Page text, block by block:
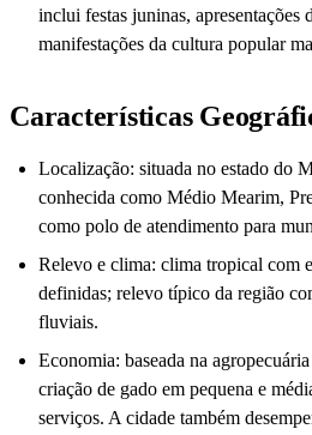
inclui festas juninas, apresentações
manifestações da cultura popular
Características
Localização: situada no estado do
conhecida como Médio Mearim,
como polo de atendimento para
Relevo e clima: clima tropical com
definidas; relevo típico da região
fluviais.
Economia: baseada na
criação de gado em pequena e
serviços. A cidade também